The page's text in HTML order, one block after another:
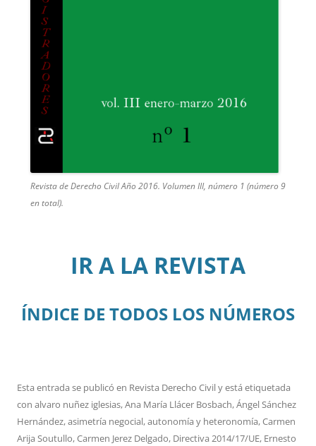
Revista de Derecho Civil Año 2016. Volumen III, número 1 (número 9
en total).
IR A LA REVISTA
ÍNDICE DE TODOS LOS NÚMEROS
Esta entrada se publicó en Revista Derecho Civily está etiquetada
con alvaro nuñez iglesias,Ana María Llácer Bosbach,Ángel Sánchez
Hernández,asimetría negocial,autonomía y heteronomía,Carmen
Arija Soutullo,Carmen Jerez Delgado, Directiva 2014/17/UE, Ernesto